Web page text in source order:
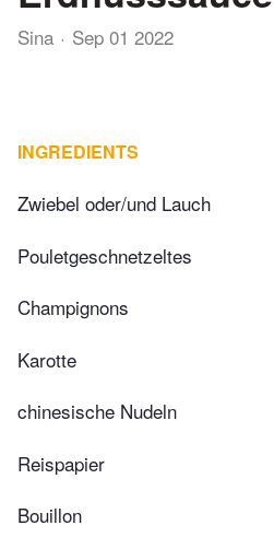
Sina Sep 01 2022
INGREDIENTS
Zwiebel oder/und Lauch
Pouletgeschnetzeltes
Champignons
Karotte
chinesische Nudeln
Reispapier
Bouillon